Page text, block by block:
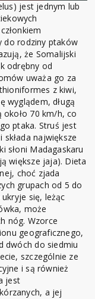
jest jednym lub
do rodziny ptaków
że Somalijski
odrębny od
uważa go za
z kiwi,
wyglądem, długą
około 70 km/h, co
ptaka. Struś jest
największe
słoni Madagaskaru
większe jaja). Dieta
choć zjada
grupach od 5 do
się, leżąc
może
nóg. Wzorce
geograficznego,
dwóch do siedmiu
szczególnie ze
i są również
jest
a jej